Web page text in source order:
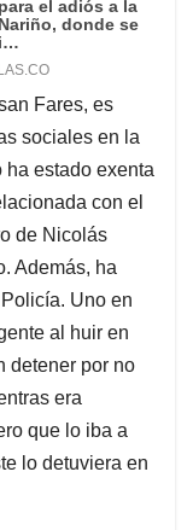
Fares, es
sociales en la
ha estado exenta
con el
de Nicolás
Además, ha
Uno en
al huir en
detener por no
era
que lo iba a
lo detuviera en